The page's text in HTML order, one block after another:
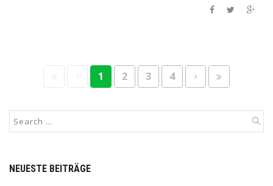
1 2 3 4
NEUESTE BEITRÄGE